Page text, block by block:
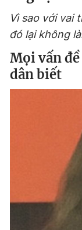
Vì sao với vai
đó lại không
Mọi vấn
dân biết